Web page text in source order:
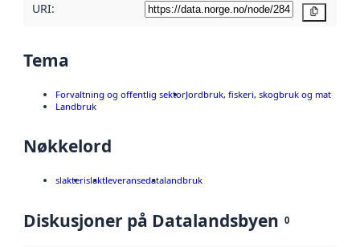
URI:
Tema
Forvaltning og offentlig sektorJordbruk, fiskeri, skogbruk og mat
Landbruk
Nøkkelord
slakterislaktleveransedatalandbruk
Diskusjoner på Datalandsbyen 0